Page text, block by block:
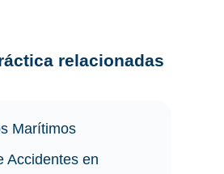
relacionadas
Marítimos
Accidentes en